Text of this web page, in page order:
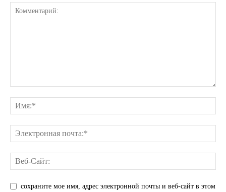
О нас
Политика конфиденциальности
Подписка
Мой аккаунт
сохраните мое имя, адрес электронной почты и веб-сайт в этом